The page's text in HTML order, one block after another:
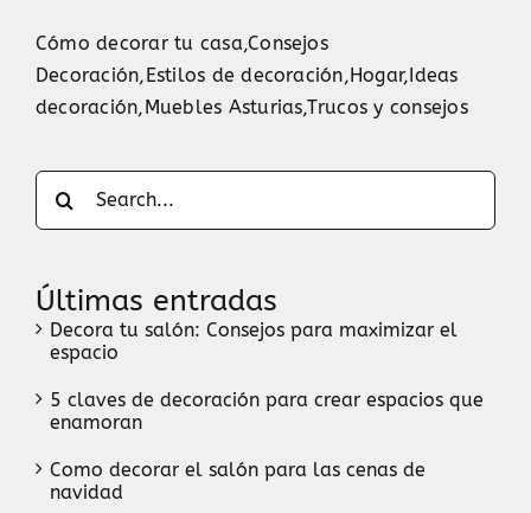
Cómo decorar tu casa,Consejos
Decoración, Estilos de decoración,Hogar,Ideas
decoración, Muebles Asturias,Trucos y consejos
Search
for:
Últimas entradas
Decora tu salón: Consejos para maximizar el
espacio
5 claves de decoración para crear espacios que
enamoran
Como decorar el salón para las cenas de
navidad